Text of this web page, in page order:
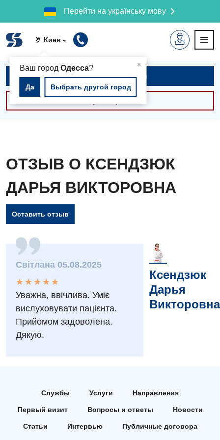
Перейти на українську мову
Киев
×
Ваш город Одесса?
Да Выбрать другой город
Вакансии
Мероприятия БПР
Интернатура
Энциклопедия
Программа лояльности
Отзывы
Диагностика
Диагностическое отделение
Инструментальная диагностика
Рентгенография
УЗИ
Акушерство и гинекология
Аллергология, иммунология
Андрология
Записаться на приём
ОТЗЫВ О КСЕНДЗЮК
ДАРЬЯ ВИКТОРОВНА
Оставить отзыв
Світлана 05.08.2025
★
★
★
★
★
★ ★ ★ ★ ★
Уважна, ввічлива. Уміє
вислуховувати пацієнта.
Прийомом задоволена.
Дякую.
Ксендзюк
Дарья
Викторовна
Службы Услуги Направления
Первый визит Вопросы и ответы Новости
Статьи Интервью Публичные договора